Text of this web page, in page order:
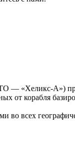
— «Хеликс-А»)
от корабля
во всех